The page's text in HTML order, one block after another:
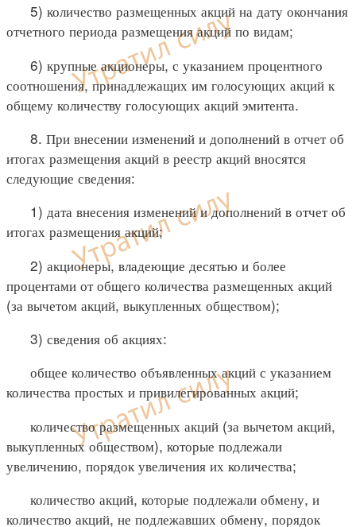
5) количество размещенных акций на дату окончания
отчетного периода размещения акций по видам;
6) крупные акционеры, с указанием процентного
соотношения, принадлежащих им голосующих акций к
общему количеству голосующих акций эмитента.
8. При внесении изменений и дополнений в отчет об
итогах размещения акций в реестр акций вносятся
следующие сведения:
1) дата внесения изменений и дополнений в отчет об
итогах размещения акций;
2) акционеры, владеющие десятью и более
процентами от общего количества размещенных акций
(за вычетом акций, выкупленных обществом);
3) сведения об акциях:
общее количество объявленных акций с указанием
количества простых и привилегированных акций;
количество размещенных акций (за вычетом акций,
выкупленных обществом), которые подлежали
увеличению, порядок увеличения их количества;
количество акций, которые подлежали обмену, и
количество акций, не подлежавших обмену, порядок